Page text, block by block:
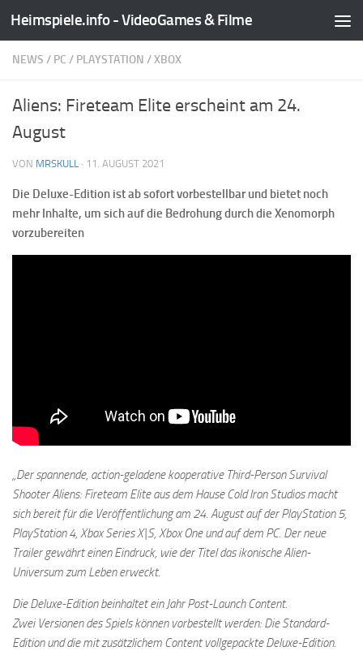
Zum Inhalt springen
Heimspiele.info - VideoGames & Filme
NEWS / PC / PLAYSTATION /XBOX
Aliens: Fireteam Elite erscheint am 24.
August
VON MRSKULL · 11. AUGUST 2021
Die Deluxe-Edition ist ab sofort vorbestellbar und bietet noch
mehr Inhalte, um sich auf die Bedrohung durch die Xenomorph
vorzubereiten
„Der spannende, action-geladene kooperative Third-Person Survival
Shooter Aliens: Fireteam Elite aus dem Hause Cold Iron Studios macht
sich bereit für die Veröffentlichung am 24. August auf der PlayStation 5,
PlayStation 4, Xbox Series X|S, Xbox One und auf dem PC. Der neue
Trailer gewährt einen Eindruck, wie der Titel das ikonische Alien-
Universum zum Leben erweckt.
Die Deluxe-Edition beinhaltet ein Jahr Post-Launch Content.
Zwei Versionen des Spiels können vorbestellt werden: Die Standard-
Edition und die mit zusätzlichem Content vollgepackte Deluxe-Edition.